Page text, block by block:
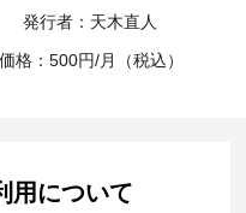
発行者：天木直人
価格：500円/月（税込）
用について